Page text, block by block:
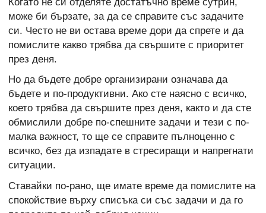
може би бързате, за да се справите със задачите
си. Често не ви остава време дори да спрете и да
помислите какво трябва да свършите с приоритет
през деня.
Но да бъдете добре организирани означава да
бъдете и по-продуктивни. Ако сте наясно с всичко,
което трябва да свършите през деня, както и да сте
обмислили добре по-спешните задачи и тези с по-
малка важност, то ще се справите пълноценно с
всичко, без да изпадате в стресиращи и напрегнати
ситуации.
Ставайки по-рано, ще имате време да помислите на
спокойствие върху списъка си със задачи и да го